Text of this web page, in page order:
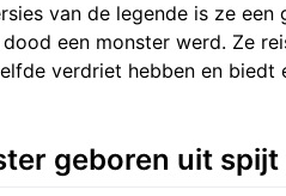
van de legende is ze een
een monster werd. Ze
verdriet hebben en biedt
geboren uit spijt